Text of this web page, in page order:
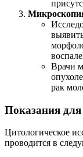
Врачи
рак
Показания для
Цитологическое
проводится в